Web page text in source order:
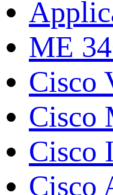
ME
Cisco
Cisco
Cisco
Cisco